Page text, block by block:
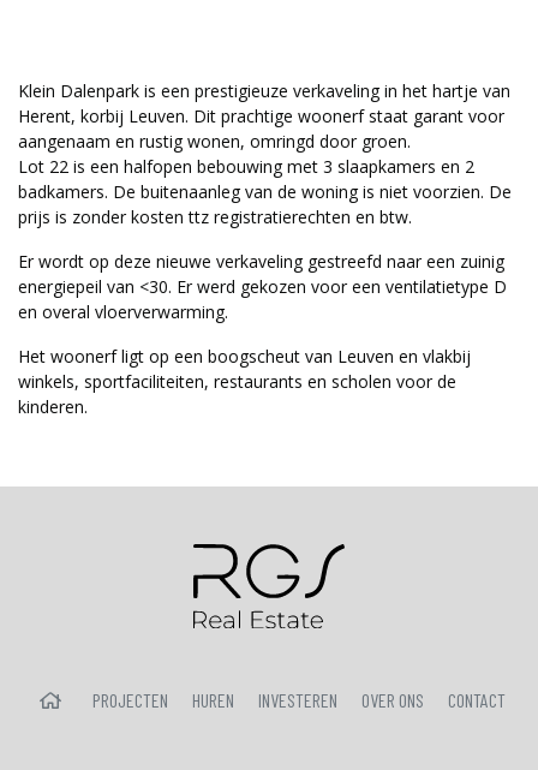
Klein Dalenpark is een prestigieuze verkaveling in het hartje van
Herent, korbij Leuven. Dit prachtige woonerf staat garant voor
aangenaam en rustig wonen, omringd door groen.
Lot 22 is een halfopen bebouwing met 3 slaapkamers en 2
badkamers. De buitenaanleg van de woning is niet voorzien. De
prijs is zonder kosten ttz registratierechten en btw.
Er wordt op deze nieuwe verkaveling gestreefd naar een zuinig
energiepeil van <30. Er werd gekozen voor een ventilatietype D
en overal vloerverwarming.
Het woonerf ligt op een boogscheut van Leuven en vlakbij
winkels, sportfaciliteiten, restaurants en scholen voor de
kinderen.
HOME PROJECTEN HUREN INVESTEREN OVER ONS CONTACT